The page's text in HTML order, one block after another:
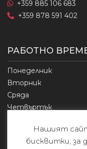
+359 885 106 683
+359 878 591 402
РАБОТНО
Понеделник
Вторник
Сряда
Четвъртък
Събота
Неделя
Нашият
бисквитки, за